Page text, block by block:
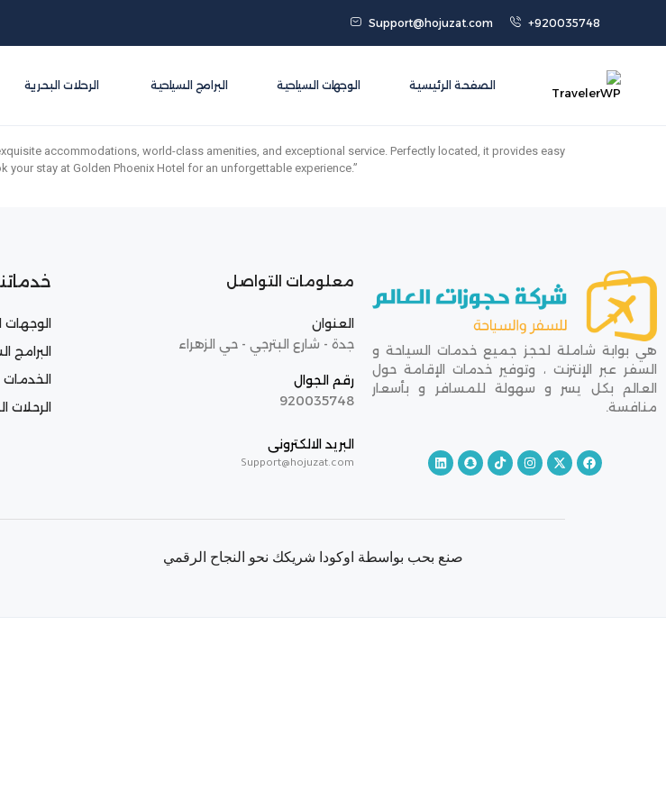
+920035748
Support@hojuzat.com
الصفحة الرئيسية الوجهات السياحية البرامج السياحية الرحلات البحرية
accommodations, world-class amenities, and exceptional service. Perfectly located, it provides easy
stay at Golden Phoenix Hotel for an unforgettable experience.”
هي بوابة شاملة لحجز جميع خدمات السياحة و
السفر عبر الإنترنت ، وتوفير خدمات الإقامة حول
العالم بكل يسر و سهولة للمسافر و بأسعار
منافسة.
معلومات التواصل
العنوان
جدة - شارع البترجي - حي الزهراء
رقم الجوال
920035748
البريد الالكترونى
Support@hojuzat.com
الوجهات
البرامج
الخدمات
الرحلات
صنع بحب بواسطة اوكودا شريكك نحو النجاح الرقمي